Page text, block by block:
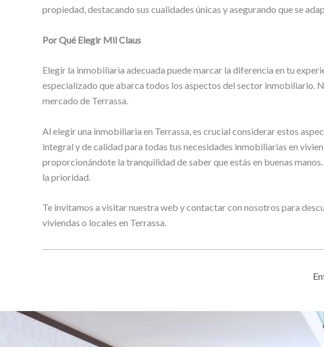
propiedad, destacando sus cualidades únicas y asegurando que se
Por Qué Elegir Mil Claus
Elegir la inmobiliaria adecuada puede marcar la diferencia en tu
especializado que abarca todos los aspectos del sector inmobiliario.
mercado de Terrassa.
Al elegir una inmobiliaria en Terrassa, es crucial considerar estos
integral y de calidad para todas tus necesidades inmobiliarias en
proporcionándote la tranquilidad de saber que estás en buenas
la prioridad.
Te invitamos a visitar nuestra web y contactar con nosotros para
viviendas o locales en Terrassa.